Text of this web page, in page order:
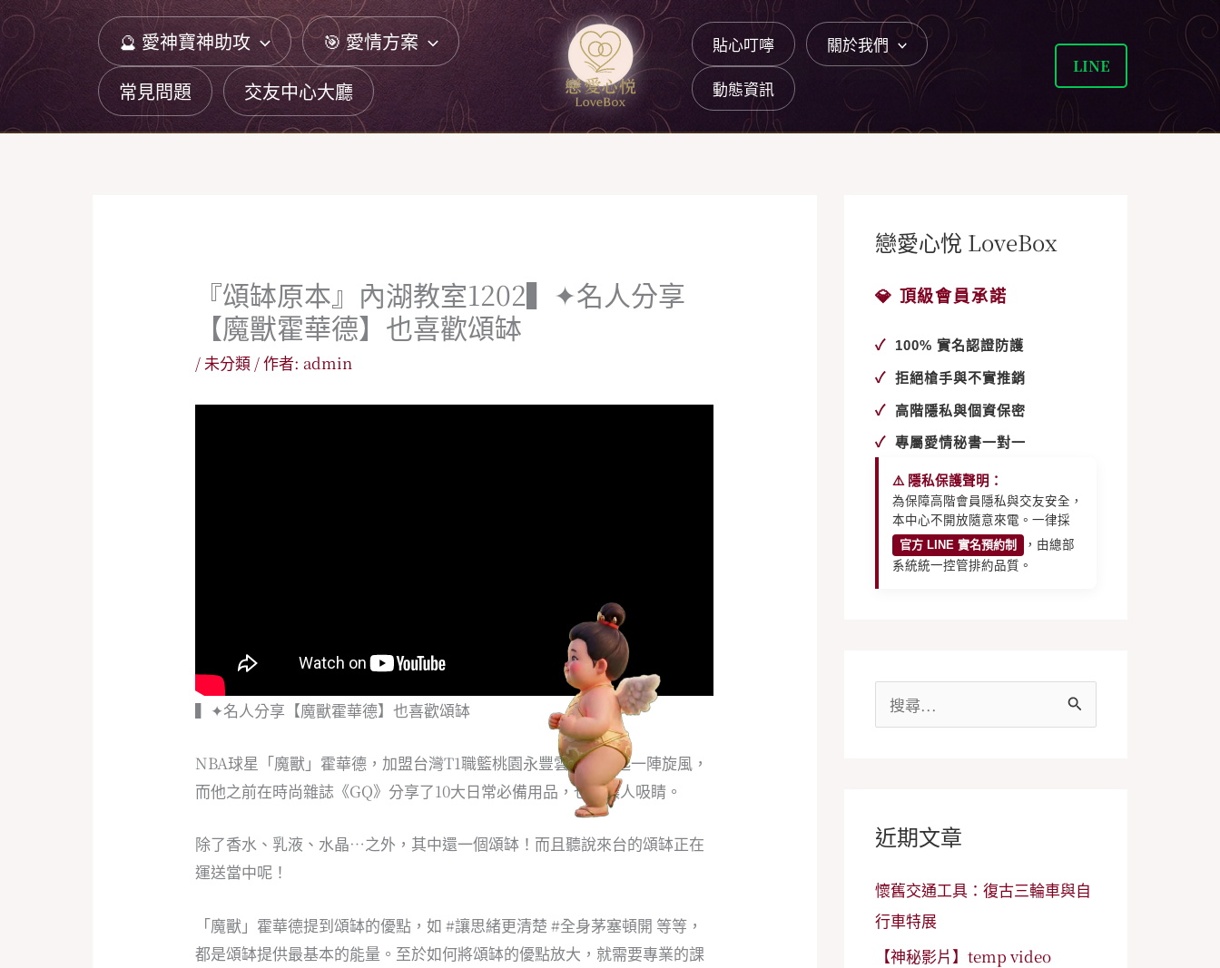
跳
至
主
要
內
🔮 愛神寶神助攻
🎯 愛情方案
常見問題
交友中心大廳
貼心叮嚀
關於我們
動態資訊
LINE
『頌缽原本』內湖教室1202▍✦名人分享
【魔獸霍華德】也喜歡頌缽
/ 未分類 / 作者: admin
▍✦名人分享【魔獸霍華德】也喜歡頌缽
NBA球星「魔獸」霍華德，加盟台灣T1職籃桃園永豐雲豹，刮起一陣旋風，
而他之前在時尚雜誌《GQ》分享了10大日常必備用品，也很讓人吸睛。
除了香水、乳液、水晶…之外，其中還一個頌缽！而且聽說來台的頌缽正在
運送當中呢！
「魔獸」霍華德提到頌缽的優點，如#讓思緒更清楚 #全身茅塞頓開 等等，
都是頌缽提供最基本的能量。至於如何將頌缽的優點放大，就需要專業的課
戀愛心悅 LoveBox
💎 頂級會員承諾
✓ 100% 實名認證防護
✓ 拒絕槍手與不實推銷
✓ 高階隱私與個資保密
✓ 專屬愛情秘書一對一
⚠️ 隱私保護聲明：
為保障高階會員隱私與交友安全，
本中心不開放隨意來電。一律採
官方 LINE 實名預約制
，由總部
系統統一控管排約品質。
字
近期文章
懷舊交通工具：復古三輪車與自
行車特展
【神秘影片】temp video